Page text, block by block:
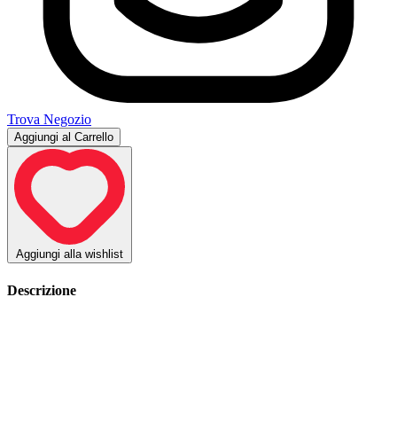
Trova Negozio
Aggiungi al Carrello
Aggiungi alla wishlist
Descrizione